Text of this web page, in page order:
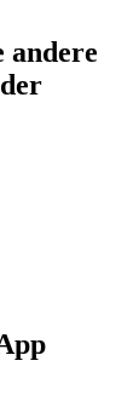
andere